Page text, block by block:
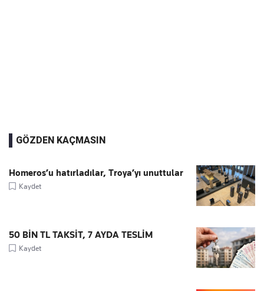
GÖZDEN KAÇMASIN
Homeros’u hatırladılar, Troya’yı unuttular
Kaydet
50 BİN TL TAKSİT, 7 AYDA TESLİM
Kaydet